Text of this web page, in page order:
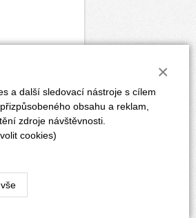
PŘEDPLATNÉ
a další sledovací nástroje s cílem
obsahu a reklam,
zdroje návštěvnosti.
cookies)
×